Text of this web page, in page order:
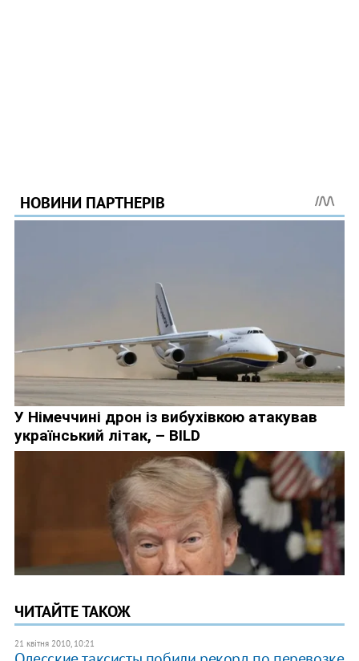
ЧИТАЙТЕ ТАКОЖ
21 квітня 2010, 10:21